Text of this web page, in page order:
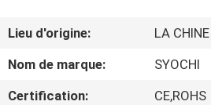
SUJET
DE
NOUS
Lieu d'origine:
LA CHINE
Nom de marque:
SYOCHI
Certification:
CE,ROHS